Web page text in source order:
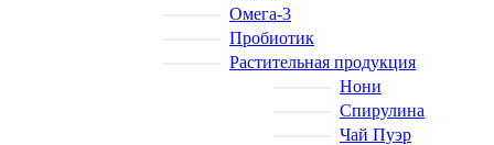
Омега-3
Пробиотик
Растительная продукция
Нони
Спирулина
Чай Пуэр